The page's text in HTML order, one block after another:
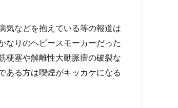
気などを抱えている等の報道は
なりのヘビースモーカーだった
梗塞や解離性大動脈瘤の破裂な
ある方は喫煙がキッカケになる